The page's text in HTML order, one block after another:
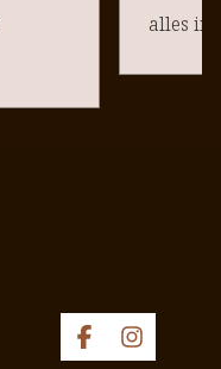
alles in